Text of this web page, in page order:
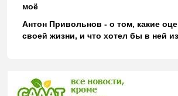
моё
Антон Привольнов - о том, какие
своей жизни, и что хотел бы в ней